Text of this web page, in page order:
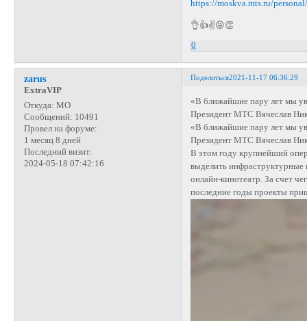
https://moskva.mts.ru/
👌👍✌😜👏
0
Поделиться2021-11-17 06:36:29
zarus
ExtraVIP
Откуда: МО
Сообщений: 10491
Провел на форуме:
1 месяц 8 дней
Последний визит:
2024-05-18 07:42:16
«В ближайшие пару лет мы
Президент МТС Вячеслав
«В ближайшие пару лет мы
Президент МТС Вячеслав
В этом году крупнейший
выделить инфраструктурные
онлайн-кинотеатр. За счет
последние годы проекты